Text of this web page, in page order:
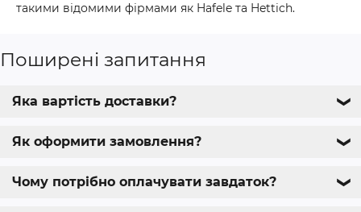
такими відомими фірмами як Hafele та Hettich.
Поширені запитання
Яка вартість доставки? ❯
Як оформити замовлення? ❯
Чому потрібно оплачувати завдаток? ❯